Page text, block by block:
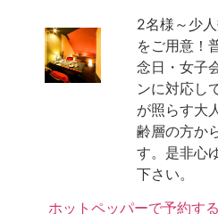
2名様～少
をご用意！
念日・女子
ンに対応し
が照らす大
齢層の方か
す。是非心
下さい。
ホットペッパーで予約す